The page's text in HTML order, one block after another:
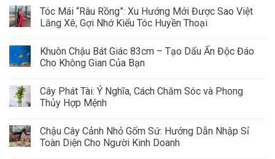
Tóc Mái “Râu Rồng”: Xu Hướng Mới Được Sao Việt
Lăng Xê, Gợi Nhớ Kiểu Tóc Huyền Thoại
Khuôn Chậu Bát Giác 83cm – Tạo Dấu Ấn Độc Đáo
Cho Không Gian Của Bạn
Cây Phát Tài: Ý Nghĩa, Cách Chăm Sóc và Phong
Thủy Hợp Mệnh
Chậu Cây Cảnh Nhỏ Gốm Sứ: Hướng Dẫn Nhập Sỉ
Toàn Diện Cho Người Kinh Doanh